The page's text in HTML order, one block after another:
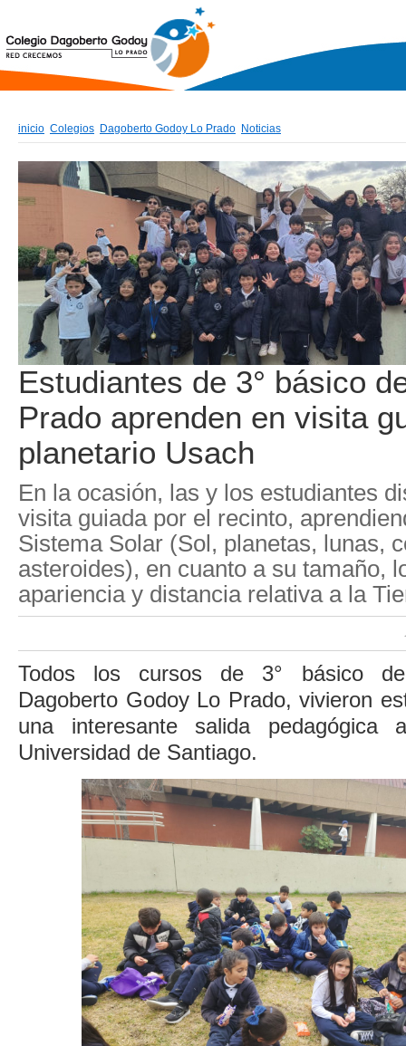
inicio Colegios Dagoberto Godoy Lo Prado Noticias
Estudiantes de 3° básico
Prado aprenden en visita
planetario Usach
En la ocasión, las y los estudiantes
visita guiada por el recinto,
Sistema Solar (Sol, planetas, lunas,
asteroides), en cuanto a su tamaño,
apariencia y distancia relativa a la
Todos los cursos de 3° básico
Dagoberto Godoy Lo Prado, vivieron
una interesante salida pedagógica
Universidad de Santiago.